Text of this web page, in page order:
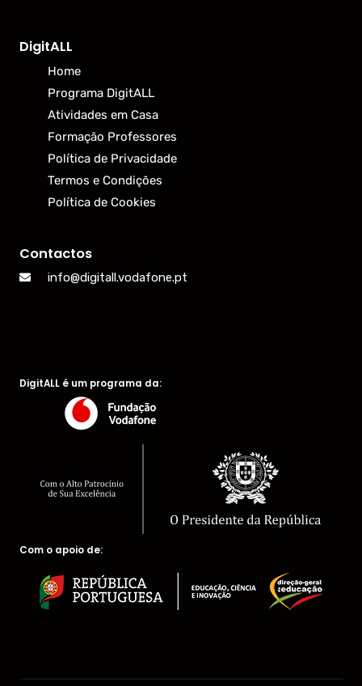
DigitALL
Home
Programa DigitALL
Atividades em Casa
Formação Professores
Política de Privacidade
Termos e Condições
Política de Cookies
Contactos
info@digitall.vodafone.pt
DigitALL é um programa da:
Com o apoio de: